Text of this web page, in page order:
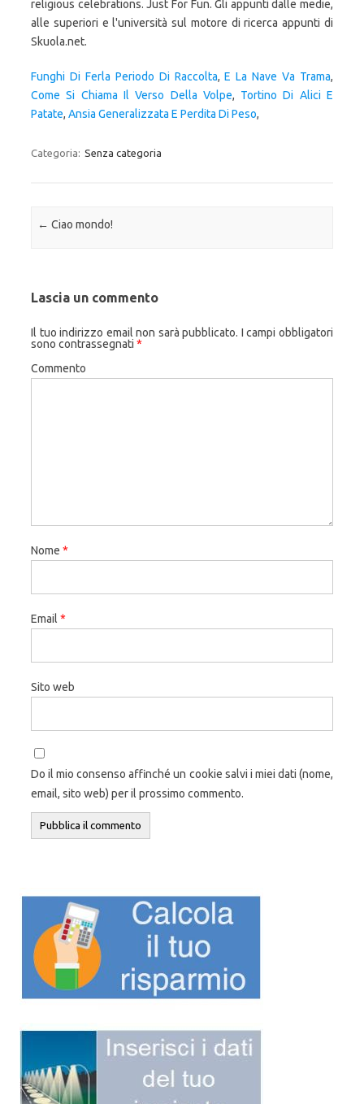
religious celebrations. Just For Fun. Gli appunti dalle medie,
alle superiori e l'università sul motore di ricerca appunti di
Skuola.net.
Funghi Di Ferla Periodo Di Raccolta,E La Nave Va Trama,
Come Si Chiama Il Verso Della Volpe, Tortino Di Alici E
Patate, Ansia Generalizzata E Perdita Di Peso,
Categoria: Senza categoria
Navigazione articolo
← Ciao mondo!
Lascia un commento
Il tuo indirizzo email non sarà pubblicato. I campi obbligatori
sono contrassegnati *
Commento
Nome *
Email *
Sito web
Do il mio consenso affinché un cookie salvi i miei dati (nome,
email, sito web) per il prossimo commento.